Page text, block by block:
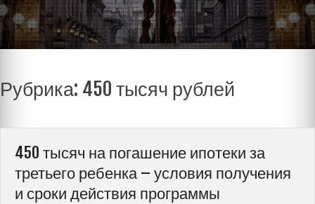
Рубрика: 450 тысяч рублей
450 тысяч на погашение ипотеки за
третьего ребенка – условия получения
и сроки действия программы